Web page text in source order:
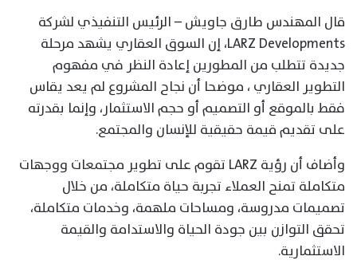
قال المهندس طارق جاويش – الرئيس التنفيذي لشركة
LARZ Developments، إن السوق العقاري يشهد مرحلة
جديدة تتطلب من المطورين إعادة النظر في مفهوم
التطوير العقاري ، موضحا أن نجاح المشروع لم يعد يقاس
فقط بالموقع أو التصميم أو حجم الاستثمار، وإنما بقدرته
على تقديم قيمة حقيقية للإنسان والمجتمع.
وأضاف أن رؤية LARZ تقوم على تطوير مجتمعات ووجهات
متكاملة تمنح العملاء تجربة حياة متكاملة، من خلال
تصميمات مدروسة، ومساحات ملهمة، وخدمات متكاملة،
تحقق التوازن بين جودة الحياة والاستدامة والقيمة
الاستثمارية.